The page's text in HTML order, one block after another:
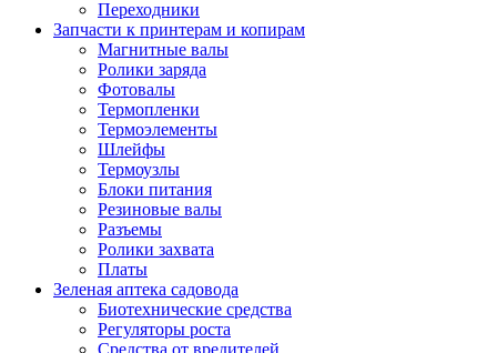
Переходники
Запчасти к принтерам и копирам
Магнитные валы
Ролики заряда
Фотовалы
Термопленки
Термоэлементы
Шлейфы
Термоузлы
Блоки питания
Резиновые валы
Разъемы
Ролики захвата
Платы
Зеленая аптека садовода
Биотехнические средства
Регуляторы роста
Средства от вредителей